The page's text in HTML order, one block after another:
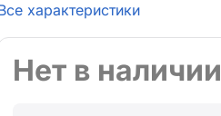
характеристики
Нет в наличии